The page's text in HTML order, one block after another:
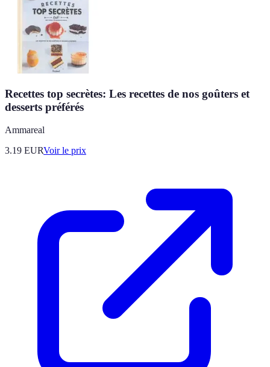
Recettes top secrètes: Les recettes de nos goûters et
desserts préférés
Ammareal
3.19 EURVoir le prix